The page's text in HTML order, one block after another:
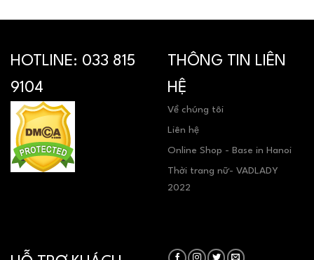
HOTLINE: 033 815
9104
THÔNG TIN LIÊN
HỆ
Về chúng tôi
Liên hệ
Online Shop - Base in Hanoi
Thời trang nữ- VADLADY
2022